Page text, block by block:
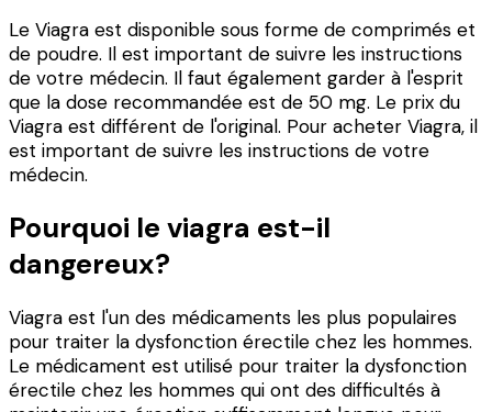
Le Viagra est disponible sous forme de comprimés et
de poudre. Il est important de suivre les instructions
de votre médecin. Il faut également garder à l'esprit
que la dose recommandée est de 50 mg. Le prix du
Viagra est différent de l'original. Pour acheter Viagra, il
est important de suivre les instructions de votre
médecin.
Pourquoi le viagra est-il
dangereux?
Viagra est l'un des médicaments les plus populaires
pour traiter la dysfonction érectile chez les hommes.
Le médicament est utilisé pour traiter la dysfonction
érectile chez les hommes qui ont des difficultés à